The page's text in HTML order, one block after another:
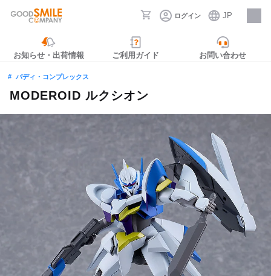
ログイン JP
採用情報
お知らせ・出荷情報 ご利用ガイド お問い合わせ
バディ・コンプレックス
MODEROID ルクシオン